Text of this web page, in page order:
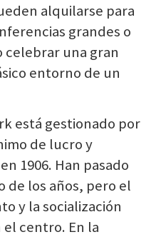
alquilarse para
grandes o
celebrar una gran
entorno de un
está gestionado por
de lucro y
1906. Han pasado
de los años, pero el
y la socialización
centro. En la